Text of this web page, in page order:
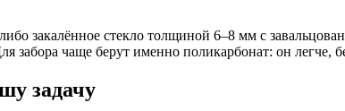
закалённое стекло толщиной 6–8 мм с
забора чаще берут именно поликарбонат: он легче,
задачу